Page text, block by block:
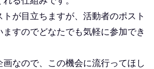
トが目立ちますが、活動者のポスト
ますのでどなたでも気軽に参加でき
なので、この機会に流行ってほし